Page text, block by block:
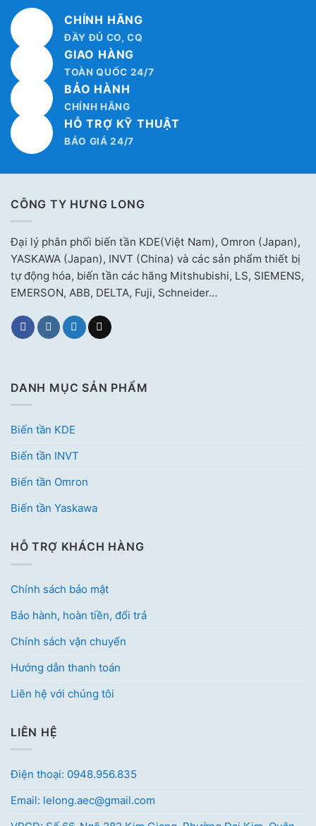
CHÍNH HÃNG
ĐẦY ĐỦ CO, CQ
GIAO HÀNG
TOÀN QUỐC 24/7
BẢO HÀNH
CHÍNH HÃNG
HỖ TRỢ KỸ THUẬT
BÁO GIÁ 24/7
CÔNG TY HƯNG LONG
Đại lý phân phối biến tần KDE(Việt Nam), Omron (Japan),
YASKAWA (Japan), INVT (China) và các sản phẩm thiết bị
tự động hóa, biến tần các hãng Mitshubishi, LS, SIEMENS,
EMERSON, ABB, DELTA, Fuji, Schneider…
DANH MỤC SẢN PHẨM
Biến tần KDE
Biến tần INVT
Biến tần Omron
Biến tần Yaskawa
HỖ TRỢ KHÁCH HÀNG
Chính sách bảo mật
Bảo hành, hoàn tiền, đổi trả
Chính sách vận chuyển
Hướng dẫn thanh toán
Liên hệ với chúng tôi
LIÊN HỆ
Điện thoại: 0948.956.835
Email: lelong.aec@gmail.com